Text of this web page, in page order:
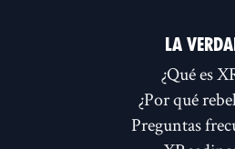
LA
¿Qué es
¿Por qué
Preguntas